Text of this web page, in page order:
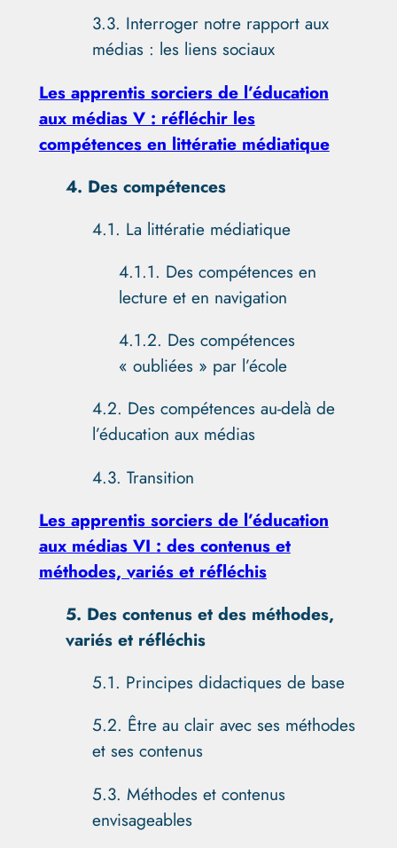
3.3. Interroger notre rapport aux
médias : les liens sociaux
Les apprentis sorciers de l’éducation
aux médias V : réfléchir les
compétences en littératie médiatique
4. Des compétences
4.1. La littératie médiatique
4.1.1. Des compétences en
lecture et en navigation
4.1.2. Des compétences
« oubliées » par l’école
4.2. Des compétences au-delà de
l’éducation aux médias
4.3. Transition
Les apprentis sorciers de l’éducation
aux médias VI : des contenus et
méthodes, variés et réfléchis
5. Des contenus et des méthodes,
variés et réfléchis
5.1. Principes didactiques de base
5.2. Être au clair avec ses méthodes
et ses contenus
5.3. Méthodes et contenus
envisageables